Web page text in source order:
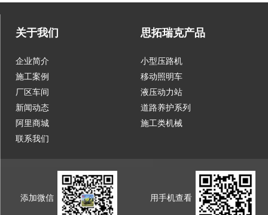
关于我们
企业简介
施工案例
厂区车间
新闻动态
阿里商城
联系我们
思拓瑞克产品
小型压路机
移动照明车
液压动力站
道路养护系列
施工类机械
添加微信 用手机查看